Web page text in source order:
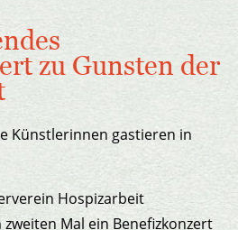
zu Gunsten der
Künstlerinnen gastieren in
Hospizarbeit
Mal ein Benefizkonzert